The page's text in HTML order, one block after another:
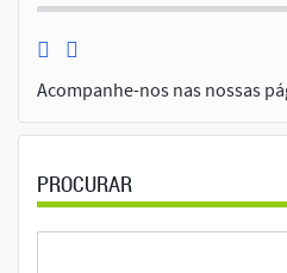
Acompanhe-nos nas nossas
PROCURAR